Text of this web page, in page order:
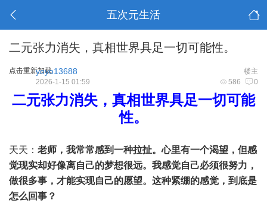
五次元生活
二元张力消失，真相世界具足一切可能性。
点击重新加载 楼主
yoyo13688
586 0
2026-1-15 01:59
二元张力消失，真相世界具足一切可能
性。
天天： 老师，我常常感到一种拉扯。心里有一个渴望，但感
觉现实却好像离自己的梦想很远。我感觉自己必须很努力，
做很多事，才能实现自己的愿望。这种紧绷的感觉，到底是
怎么回事？